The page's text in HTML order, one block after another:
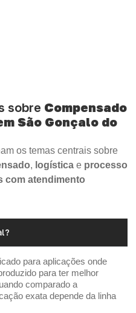
sobre Compensado
São Gonçalo do
os temas centrais sobre
, logística e processo
com atendimento
para aplicações onde
para ter melhor
comparado a
exata depende da linha